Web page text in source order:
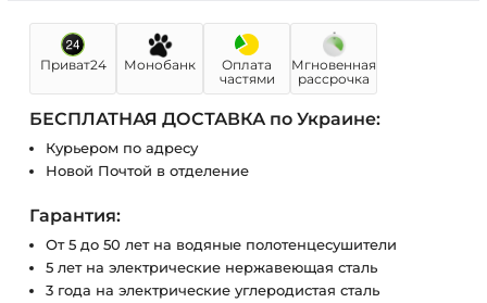
Приват24 Монобанк
Оплата
частями
Мгновенная
рассрочка
БЕСПЛАТНАЯ ДОСТАВКА по Украине:
Курьером по адресу
Новой Почтой в отделение
Гарантия:
От 5 до 50 лет на водяные полотенцесушители
5 лет на электрические нержавеющая сталь
3 года на электрические углеродистая сталь